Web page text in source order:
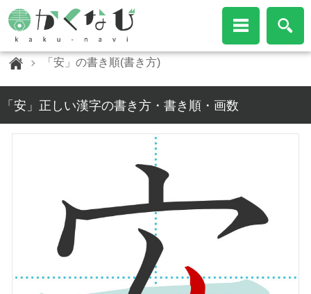
「安」の書き順(書き方)
「安」正しい漢字の書き方・書き順・画数